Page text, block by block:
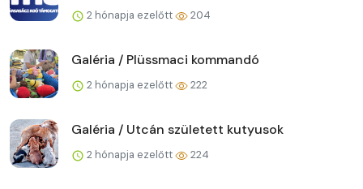
2 hónapja ezelőtt 204
Galéria / Plüssmaci kommandó
2 hónapja ezelőtt 222
Galéria / Utcán született kutyusok
2 hónapja ezelőtt 224